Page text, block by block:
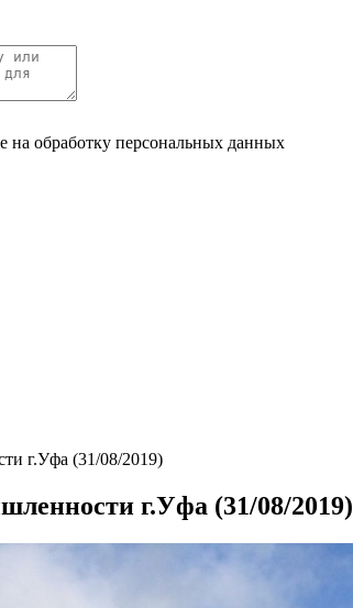
на обработку персональных данных
г.Уфа (31/08/2019)
г.Уфа (31/08/2019)